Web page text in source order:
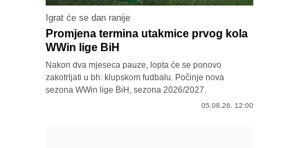
Igrat će se dan ranije
Promjena termina utakmice prvog kola
WWin lige BiH
Nakon dva mjeseca pauze, lopta će se ponovo
zakotrljati u bh. klupskom fudbalu. Počinje nova
sezona WWin lige BiH, sezona 2026/2027.
05.08.26. 12:00